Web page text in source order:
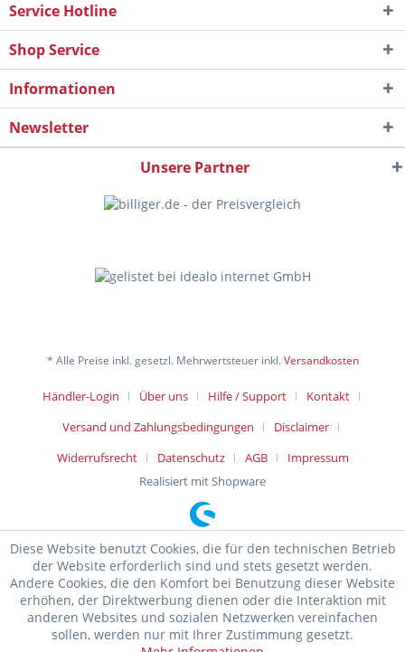
Service Hotline
Shop Service
Informationen
Newsletter
Unsere Partner
* Alle Preise inkl. gesetzl. Mehrwertsteuer inkl.Versandkosten
Händler-Login Über uns Hilfe / Support
Kontakt
Versand und Zahlungsbedingungen
Disclaimer
Widerrufsrecht
Datenschutz AGB
Impressum
Realisiert mit Shopware
Diese Website benutzt Cookies, die für den technischen Betrieb
der Website erforderlich sind und stets gesetzt werden.
Andere Cookies, die den Komfort bei Benutzung dieser Website
erhöhen, der Direktwerbung dienen oder die Interaktion mit
anderen Websites und sozialen Netzwerken vereinfachen
sollen, werden nur mit Ihrer Zustimmung gesetzt.